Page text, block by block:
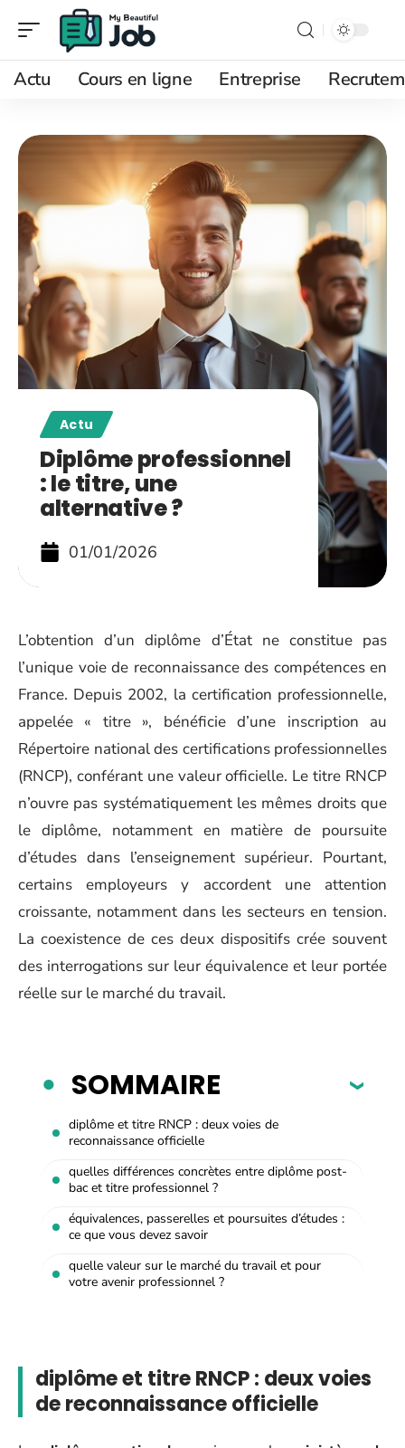
Actu Cours en ligne Entreprise
Actu
Diplôme professionnel
: le titre, une
alternative ?
01/01/2026
L’obtention d’un diplôme d’État ne constitue pas
l’unique voie de reconnaissance des compétences en
France. Depuis 2002, la certification professionnelle,
appelée « titre », bénéficie d’une inscription au
Répertoire national des certifications professionnelles
(RNCP), conférant une valeur officielle. Le titre RNCP
n’ouvre pas systématiquement les mêmes droits que
le diplôme, notamment en matière de poursuite
d’études dans l’enseignement supérieur. Pourtant,
certains employeurs y accordent une attention
croissante, notamment dans les secteurs en tension.
La coexistence de ces deux dispositifs crée souvent
des interrogations sur leur équivalence et leur portée
réelle sur le marché du travail.
SOMMAIRE
diplôme et titre RNCP : deux voies de
reconnaissance officielle
quelles différences concrètes entre diplôme post-
bac et titre professionnel ?
équivalences, passerelles et poursuites d’études :
ce que vous devez savoir
quelle valeur sur le marché du travail et pour
votre avenir professionnel ?
diplôme et titre RNCP : deux voies
de reconnaissance officielle